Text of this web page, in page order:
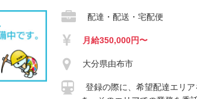
配達・配送・宅配便
月給350,000円〜
大分県由布市
登録の際に、希望配達エリ